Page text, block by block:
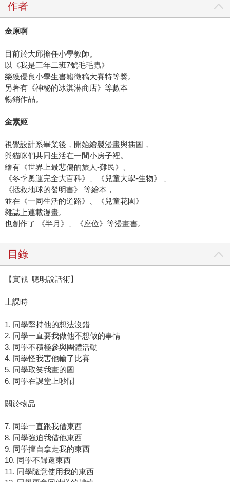
作者
金原啊
目前於大邱擔任小學教師。
以《我是三年二班7號毛毛蟲》
榮獲優良小學生書籍徵稿大賽特等獎。
另著有《神秘的冰淇淋商店》等數本
暢銷作品。
金素姬
視覺設計系畢業後，開始繪製漫畫與插圖，
與貓咪們共同生活在一間小房子裡。
繪有《世界上最悲傷的旅人-難民》、
《冬季奧運完全大百科》、《兒童大學-生物》 、
《拯救地球的發明書》 等繪本，
並在《一同生活的道路》、《兒童花園》
雜誌上連載漫畫。
也創作了 《半月》、《座位》等漫畫書。
目錄
【實戰_聰明說話術】
上課時
1. 同學堅持他的想法沒錯
2. 同學一直要我做他不想做的事情
3. 同學不積極參與團體活動
4. 同學怪我害他輸了比賽
5. 同學取笑我畫的圖
6. 同學在課堂上吵鬧
關於物品
7. 同學一直跟我借東西
8. 同學強迫我借他東西
9. 同學擅自拿走我的東西
10. 同學不歸還東西
11. 同學隨意使用我的東西